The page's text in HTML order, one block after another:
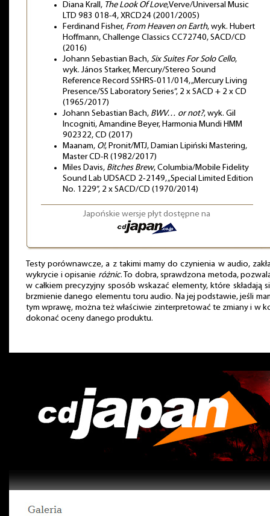
Diana Krall, The Look Of Love,Verve/Universal Music
LTD 983 018-4, XRCD24 (2001/2005)
Ferdinand Fisher, From Heaven on Earth, wyk. Hubert
Hoffmann, Challenge Classics CC72740, SACD/CD
(2016)
Johann Sebastian Bach, Six Suites For Solo Cello,
wyk. János Starker, Mercury/Stereo Sound
Reference Record SSHRS-011/014, „Mercury Living
Presence/SS Laboratory Series”, 2 x SACD + 2 x CD
(1965/2017)
Johann Sebastian Bach, BWV… or not?, wyk. Gil
Incogniti, Amandine Beyer, Harmonia Mundi HMM
902322, CD (2017)
Maanam, O!, Pronit/MTJ, Damian Lipiński Mastering,
Master CD-R (1982/2017)
Miles Davis, Bitches Brew, Columbia/Mobile Fidelity
Sound Lab UDSACD 2-2149, „Special Limited Edition
No. 1229”, 2 x SACD/CD (1970/2014)
Japońskie wersje płyt dostępne na
Testy porównawcze, a z takimi mamy do czynienia w audio,
wykrycie i opisanie różnic. To dobra, sprawdzona metoda,
w całkiem precyzyjny sposób wskazać elementy, które składają
brzmienie danego elementu toru audio. Na jej podstawie, jeśli
tym wprawę, można też właściwie zinterpretować te zmiany i w
dokonać oceny danego produktu.